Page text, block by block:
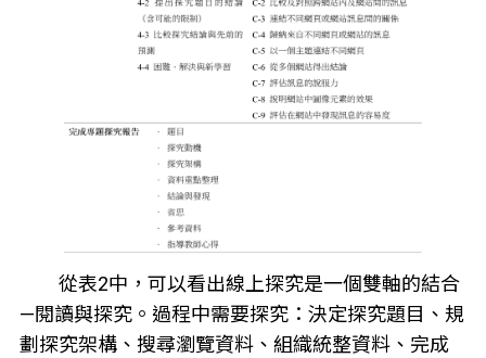
從表2中，可以看出線上探究是一個雙軸的結合
—閱讀與探究。過程中需要探究：決定探究題目、規
劃探究架構、搜尋瀏覽資料、組織統整資料、完成